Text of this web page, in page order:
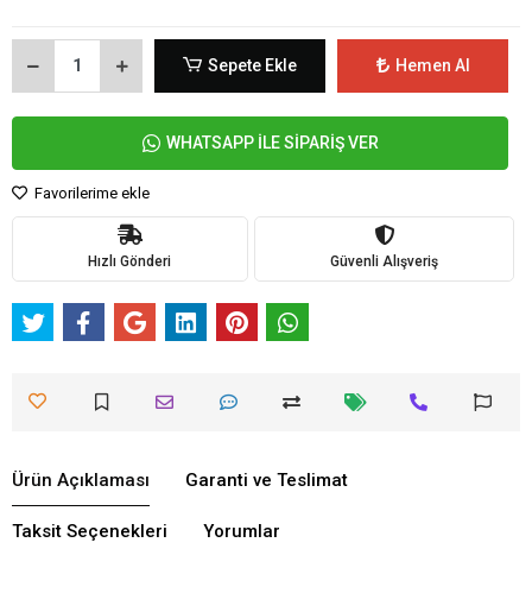
Sepete Ekle Hemen Al
WHATSAPP İLE SİPARİŞ VER
Favorilerime ekle
Hızlı Gönderi Güvenli Alışveriş
Ürün Açıklaması Garanti ve Teslimat
Taksit Seçenekleri Yorumlar